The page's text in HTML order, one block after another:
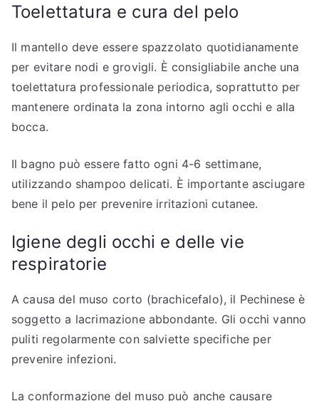
Toelettatura e cura del pelo
Il mantello deve essere spazzolato quotidianamente
per evitare nodi e grovigli. È consigliabile anche una
toelettatura professionale periodica, soprattutto per
mantenere ordinata la zona intorno agli occhi e alla
bocca.
Il bagno può essere fatto ogni 4-6 settimane,
utilizzando shampoo delicati. È importante asciugare
bene il pelo per prevenire irritazioni cutanee.
Igiene degli occhi e delle vie
respiratorie
A causa del muso corto (brachicefalo), il Pechinese è
soggetto a lacrimazione abbondante. Gli occhi vanno
puliti regolarmente con salviette specifiche per
prevenire infezioni.
La conformazione del muso può anche causare